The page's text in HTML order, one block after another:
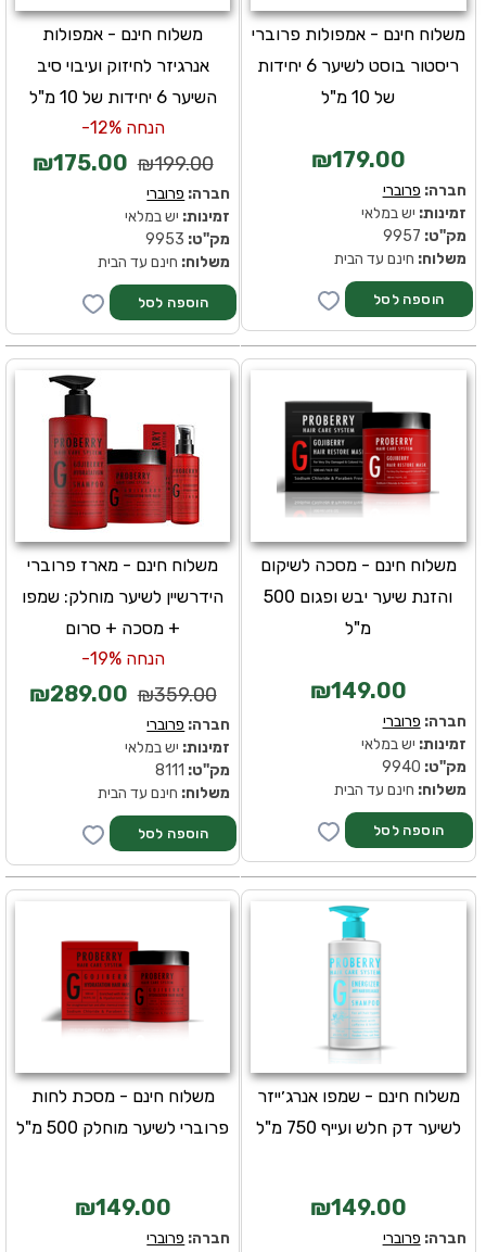
משלוח חינם - אמפולות
אנרגיזר לחיזוק ועיבוי סיב
השיער 6 יחידות של 10 מ"ל
הנחה 12%-
₪199.00
₪175.00
חברה: פרוברי
זמינות: יש במלאי
מק''ט:
משלוח: חינם עד הבית
משלוח חינם - אמפולות פרוברי
ריסטור בוסט לשיער 6 יחידות
של 10 מ"ל
₪179.00
חברה: פרוברי
זמינות: יש במלאי
מק''ט:
משלוח: חינם עד הבית
משלוח חינם - מארז פרוברי
הידרשיין לשיער מוחלק: שמפו
+ מסכה + סרום
הנחה 19%-
₪359.00
₪289.00
חברה: פרוברי
זמינות: יש במלאי
מק''ט:
משלוח: חינם עד הבית
משלוח חינם - מסכה לשיקום
והזנת שיער יבש ופגום 500
מ"ל
₪149.00
חברה: פרוברי
זמינות: יש במלאי
מק''ט:
משלוח: חינם עד הבית
משלוח חינם - מסכת לחות
פרוברי לשיער מוחלק 500 מ"ל
₪149.00
חברה: פרוברי
משלוח חינם - שמפו אנרג׳ייזר
לשיער דק חלש ועייף 750 מ"ל
₪149.00
חברה: פרוברי